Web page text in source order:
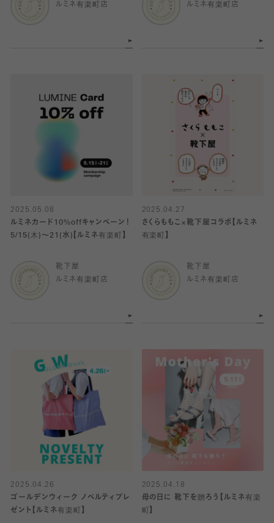
ルミネ有楽町店
ルミネ有楽町店
2025.05.08
ルミネカード10%offキャンペーン！
5/15(木)〜21(水)【ルミネ有楽町】
靴下屋
ルミネ有楽町店
2025.04.27
さくらももこ×靴下屋コラボ【ルミネ
有楽町】
靴下屋
ルミネ有楽町店
2025.04.26
ゴールデンウィーク ノベルティプレ
ゼント【ルミネ有楽町】
2025.04.18
母の日に 靴下を贈ろう【ルミネ有楽
町】